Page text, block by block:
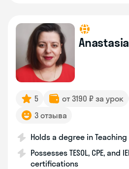
Anastasia
5 от 3190 ₽ за урок
3 отзыва
Holds a degree in
Possesses TESOL, CPE, and
certifications